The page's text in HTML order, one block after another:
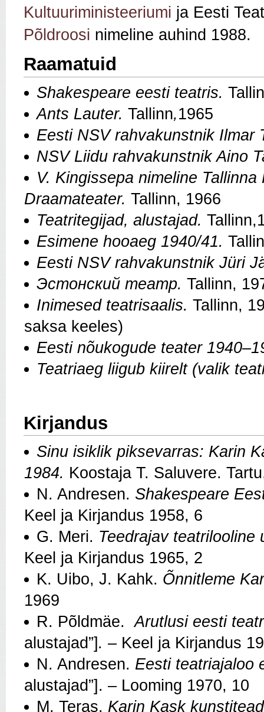
Kultuuriministeeriumi ja Eesti
Põldroosi nimeline auhind 1988.
Raamatuid
Shakespeare eesti teatris.
Ants Lauter. Tallinn,1965
Eesti NSV rahvakunstnik Ilmar
NSV Liidu rahvakunstnik Aino
V. Kingissepa nimeline
Draamateater. Tallinn, 1966
Teatritegijad, alustajad.
Esimene hooaeg 1940/41.
Eesti NSV rahvakunstnik Jüri
Эстонский театр. Tallinn,
Inimesed teatrisaalis. Tallinn,
saksa keeles)
Eesti nõukogude teater 1940–
Teatriaeg liigub kiirelt (valik
Kirjandus
Sinu isiklik piksevarras: Karin
1984. Koostaja T. Saluvere.
N. Andresen. Shakespeare
Keel ja Kirjandus 1958, 6
G. Meri. Teedrajav teatrilooline
Keel ja Kirjandus 1965, 2
K. Uibo, J. Kahk. Õnnitleme
1969
R. Põldmäe. Arutlusi eesti
alustajad”]. – Keel ja Kirjandus
N. Andresen. Eesti teatriajaloo
alustajad”]. – Looming 1970, 10
M. Teras. Karin Kask